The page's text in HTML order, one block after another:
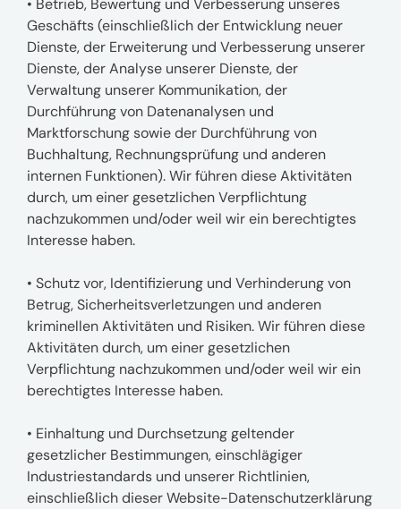
• Betrieb, Bewertung und Verbesserung unseres
Geschäfts (einschließlich der Entwicklung neuer
Dienste, der Erweiterung und Verbesserung unserer
Dienste, der Analyse unserer Dienste, der
Verwaltung unserer Kommunikation, der
Durchführung von Datenanalysen und
Marktforschung sowie der Durchführung von
Buchhaltung, Rechnungsprüfung und anderen
internen Funktionen). Wir führen diese Aktivitäten
durch, um einer gesetzlichen Verpflichtung
nachzukommen und/oder weil wir ein berechtigtes
Interesse haben.
• Schutz vor, Identifizierung und Verhinderung von
Betrug, Sicherheitsverletzungen und anderen
kriminellen Aktivitäten und Risiken. Wir führen diese
Aktivitäten durch, um einer gesetzlichen
Verpflichtung nachzukommen und/oder weil wir ein
berechtigtes Interesse haben.
• Einhaltung und Durchsetzung geltender
gesetzlicher Bestimmungen, einschlägiger
Industriestandards und unserer Richtlinien,
einschließlich dieser Website-Datenschutzerklärung